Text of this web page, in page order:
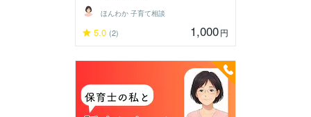
ほんわか 子育て相談
5.0 (2) 1,000円